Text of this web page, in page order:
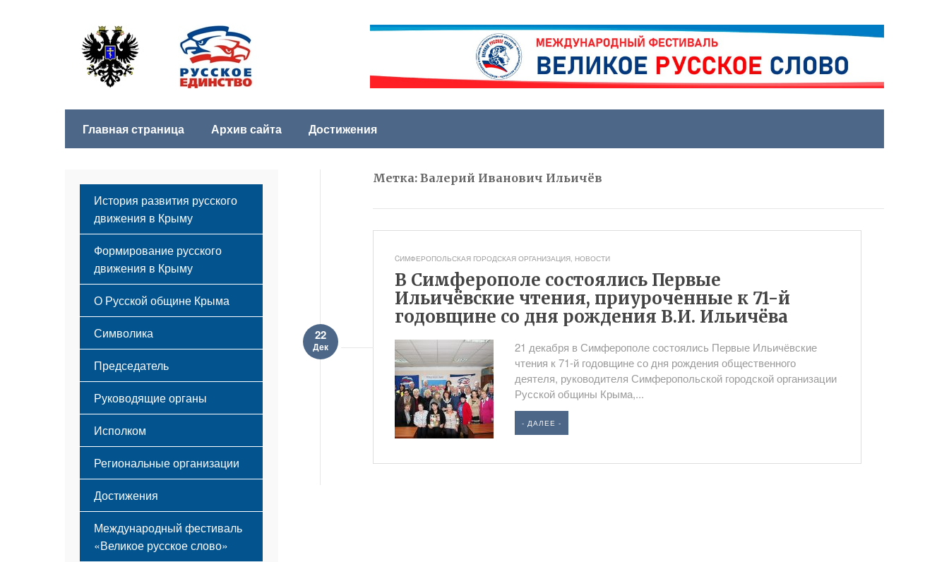
Главная страница Архив сайта Достижения
Метка:Валерий Иванович Ильичёв
CИМФЕРОПОЛЬСКАЯ ГОРОДСКАЯ ОРГАНИЗАЦИЯ, НОВОСТИ
В Симферополе состоялись Первые
Ильичёвские чтения, приуроченные к 71-й
годовщине со дня рождения В.И. Ильичёва
22
Дек
21 декабря в Симферополе состоялись Первые Ильичёвские
чтения к 71-й годовщине со дня рождения общественного
деятеля, руководителя Симферопольской городской организации
Русской общины Крыма,...
- ДАЛЕЕ -
История развития русского
движения в Крыму
Формирование русского
движения в Крыму
Русский Крым
О Русской общине Крыма
Этапы становления
Принципы деятельности
Структура
Мероприятия
Символика
Флаг
Герб
Гимн
Председатель
Руководящие органы
Исполком
Региональные организации
Достижения
Международный фестиваль
«Великое русское слово»